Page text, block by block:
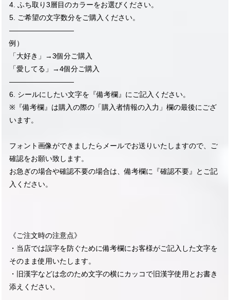
4. ふち取り3層目のカラーをお選びください。
5. ご希望の文字数分をご購入ください。
—————————
例）
「大好き」→3個分ご購入
「愛してる」→4個分ご購入
—————————
6. シールにしたい文字を『備考欄』にご記入ください。
※『備考欄』は購入の際の「購入者情報の入力」欄の最後にござ
います。
フォント画像ができましたらメールでお送りいたしますので、ご
確認をお願い致します。
お急ぎの場合や確認不要の場合は、備考欄に『確認不要』とご記
入ください。
《ご注文時の注意点》
・当店では誤字を防ぐために備考欄にお客様がご記入した文字を
そのまま使用いたします。
・旧漢字などは念のため文字の横にカッコで旧漢字使用とお書き
添えください。